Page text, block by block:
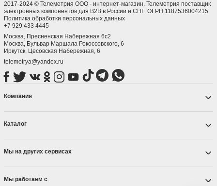
2017-2024 © Телеметрия ООО - интернет-магазин. Телеметрия поставщик
электронных компонентов для B2B в России и СНГ. ОГРН 1187536004215
Политика обработки персональных данных
+7 929 433 4445
Москва, Пресненская Набережная 6с2
Москва, ​Бульвар Маршала Рокоссовского, 6
Иркутск, ​Цесовская Набережная, 6
telemetrya@yandex.ru
Компания
Каталог
Мы на других сервисах
Мы работаем с